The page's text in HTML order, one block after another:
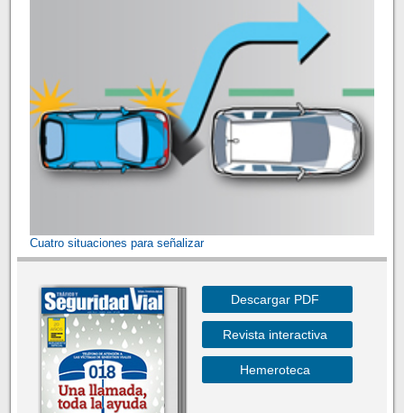
Cuatro situaciones para señalizar
Descargar PDF
Revista interactiva
Hemeroteca